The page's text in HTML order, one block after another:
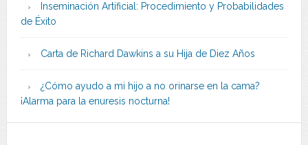
Inseminación Artificial: Procedimiento y Probabilidades
de Éxito
Carta de Richard Dawkins a su Hija de Diez Años
¿Cómo ayudo a mi hijo a no orinarse en la cama?
¡Alarma para la enuresis nocturna!